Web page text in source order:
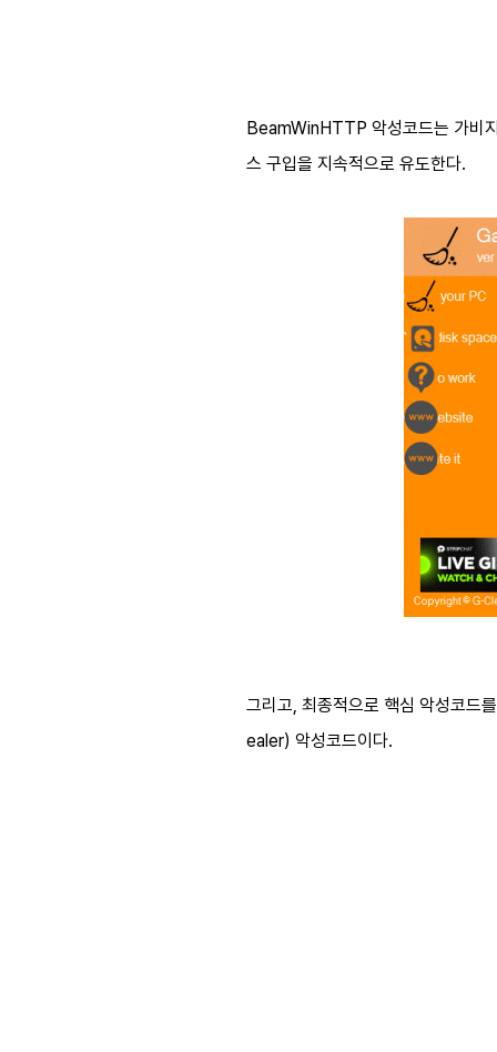
BeamWinHTTP 악성코드는 가비
스 구입을 지속적으로 유도한다.
그리고, 최종적으로 핵심 악성코드
ealer) 악성코드이다.